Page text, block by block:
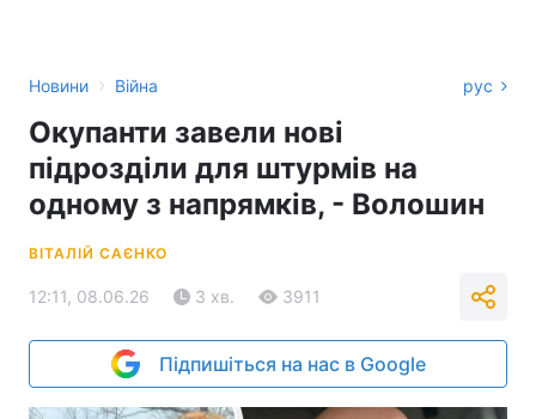
Новини › Війна рус
Окупанти завели нові
підрозділи для штурмів на
одному з напрямків, - Волошин
ВІТАЛІЙ САЄНКО
12:11, 08.06.26 3 хв. 3911
Підпишіться на нас в Google